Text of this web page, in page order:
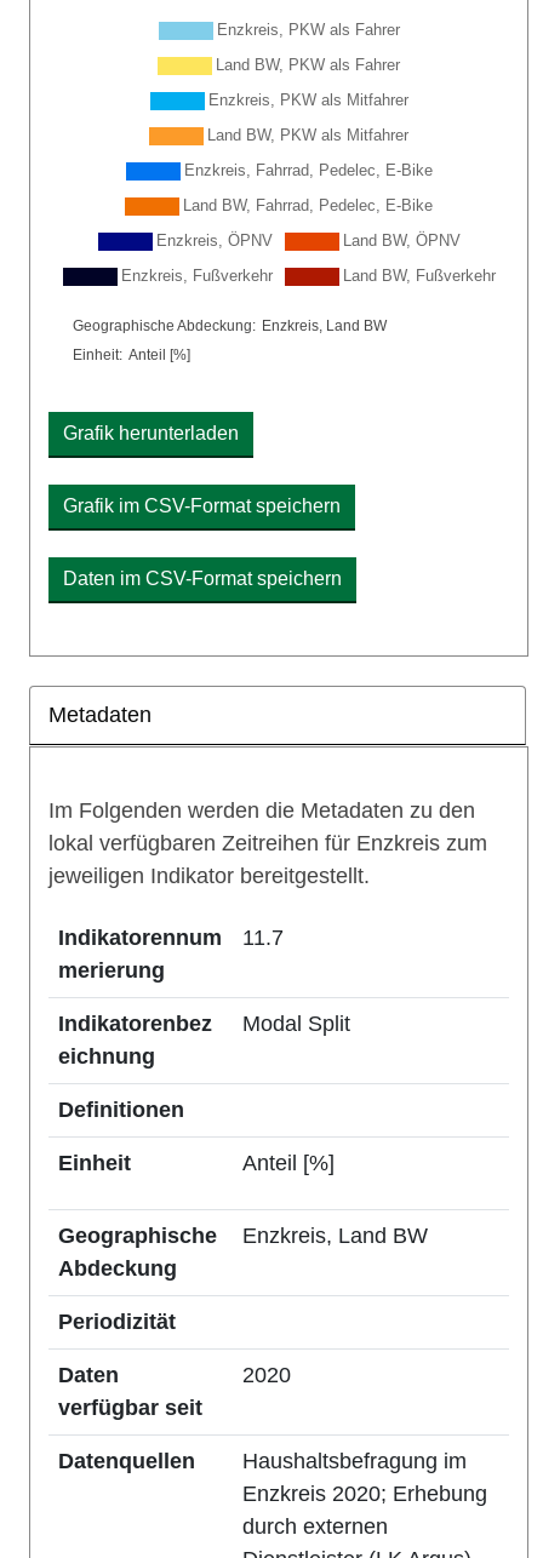
Plot-Legende: Liste der im Diagramm enthaltenen Linien
Enzkreis, PKW als Fahrer
Land BW, PKW als Fahrer
Enzkreis, PKW als Mitfahrer
Land BW, PKW als Mitfahrer
Enzkreis, Fahrrad, Pedelec, E-Bike
Land BW, Fahrrad, Pedelec, E-Bike
Enzkreis, ÖPNV
Land BW, ÖPNV
Enzkreis, Fußverkehr
Land BW, Fußverkehr
Chart details
Geographische Abdeckung: Enzkreis, Land BW
Einheit: Anteil [%]
Grafik herunterladen
Grafik im CSV-Format speichern
Daten im CSV-Format speichern
Metadaten
Im Folgenden werden die Metadaten zu den
lokal verfügbaren Zeitreihen für Enzkreis zum
jeweiligen Indikator bereitgestellt.
Indikatorennum
merierung
11.7
Indikatorenbez
eichnung
Modal Split
Definitionen
Einheit Anteil [%]
Geographische
Abdeckung
Enzkreis, Land BW
Periodizität
Daten
verfügbar seit
2020
Datenquellen
Haushaltsbefragung im
Enzkreis 2020; Erhebung
durch externen